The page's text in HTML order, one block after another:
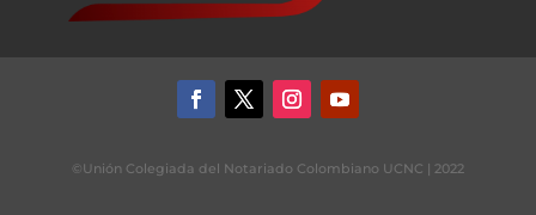
©Unión Colegiada del Notariado Colombiano UCNC | 2022